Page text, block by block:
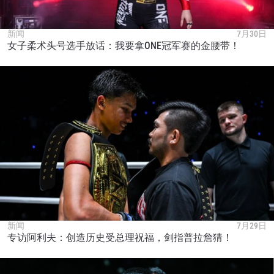
新闻 7月30日
女子柔术头号选手放话：我要拿ONE冠军赛的金腰带！
新闻 7月29日
专访阿利夫：创造历史受总理祝福，剑指普拉詹猜！